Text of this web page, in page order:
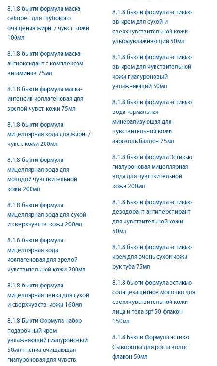
8.1.8 бьюти формула маска
себорег. для глубокого
очищения жирн. / чувст. кожи
100мл
8.1.8 бьюти формула маска-
антиоксидант с комплексом
витаминов 75мл
8.1.8 бьюти формула маска-
интенсив коллагеновая для
зрелой чувст. кожи 75мл
8.1.8 бьюти формула
мицеллярная вода для жирн. /
чувст. кожи 200мл
8.1.8 бьюти формула
мицеллярная вода для
молодой чувствительной
кожи 200мл
8.1.8 бьюти формула
мицеллярная вода для сухой
и сверхчувств. кожи 200мл
8.1.8 бьюти формула
мицеллярная вода
коллагеновая для зрелой
чувствительной кожи 200мл
8.1.8 бьюти формула
мицеллярная пенка для сухой
и сверхчувств. кожи 160мл
8.1.8 Бьюти Формула набор
подарочный крем
увлажняющий гиалуроновый
50мл+пенка очищающая
гиалуроновая для чувств.
8.1.8 бьюти формула эстикью
вв-крем для сухой и
сверхчувствительной кожи
ультраувлажняющий 50мл
8.1.8 бьюти формула эстикью
вв-крем для чувствительной
кожи гиалуроновый
увлажняющий 50мл
8.1.8 бьюти формула эстикью
вода термальная
минерализующая для
чувствительной кожи
аэрозоль баллон 75мл
8.1.8 бьюти формула Эстикью
гиалуроновая мицеллярная
вода для чувствительной
кожи 200мл
8.1.8 Бьюти формула эстикью
дезодорант-антиперспирант
для чувствительной кожи
50мл
8.1.8 бьюти формула эстикью
крем для очень сухой кожи
рук туба 75мл
8.1.8 бьюти формула эстикью
солнцезащитное молочко для
сверхчувствительной кожи
лица и тела spf 50 флакон
150мл
8.1.8 Бьюти Формула эстикю
Сыворотка для роста волос
флакон 50мл